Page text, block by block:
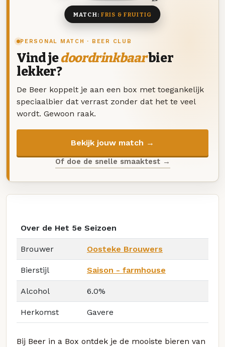
PERSONAL MATCH · BEER CLUB
Vind jedoordrinkbaarbier
lekker?
De Beer koppelt je aan een box met toegankelijk
speciaalbier dat verrast zonder dat het te veel
wordt. Gewoon raak.
Bekijk jouw match →
Of doe de snelle smaaktest →
MATCH: FRIS & FRUITIG
Over de Het 5e Seizoen
Brouwer Oosteke Brouwers
Bierstijl Saison - farmhouse
Alcohol 6.0%
Herkomst Gavere
Bij Beer in a Box ontdek je de mooiste bieren van